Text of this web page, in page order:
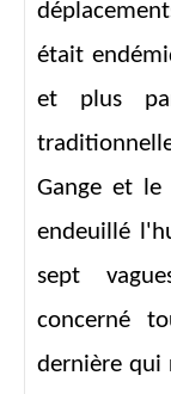
était
et plus
Gange et le
endeuillé
sept
concerné
dernière qui